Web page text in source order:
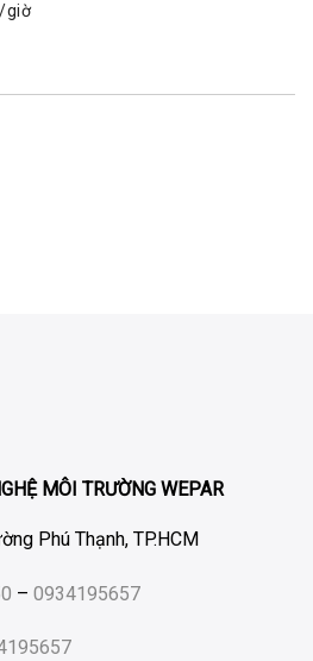
giờ
MÔI TRƯỜNG WEPAR
Phú Thạnh, TP.HCM
– 0934195657